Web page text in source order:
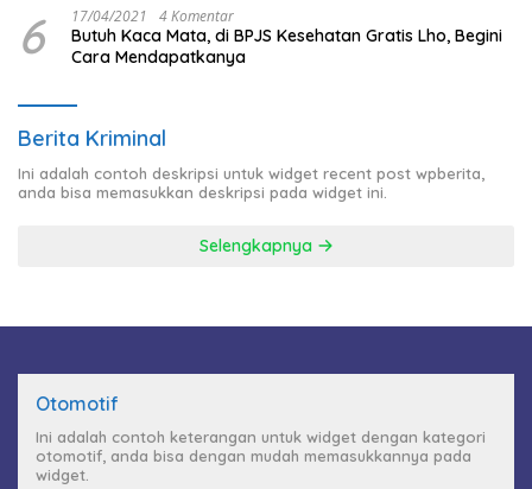
6 17/04/2021 4 Komentar
Butuh Kaca Mata, di BPJS Kesehatan Gratis Lho, Begini
Cara Mendapatkanya
Berita Kriminal
Ini adalah contoh deskripsi untuk widget recent post wpberita,
anda bisa memasukkan deskripsi pada widget ini.
Selengkapnya
Otomotif
Ini adalah contoh keterangan untuk widget dengan kategori
otomotif, anda bisa dengan mudah memasukkannya pada
widget.